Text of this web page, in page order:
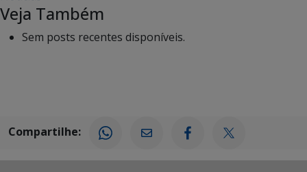
Veja Também
Sem posts recentes disponíveis.
Compartilhe: